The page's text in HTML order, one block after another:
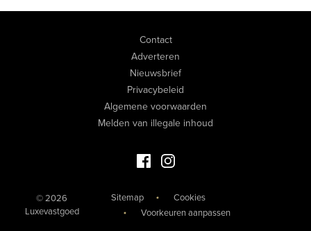
Contact
Adverteren
Nieuwsbrief
Privacybeleid
Algemene voorwaarden
Melden van illegale inhoud
Facebook Luxevastgoed
Instagram Luxevastgoed
© 2026
Luxevastgoed
Sitemap
Cookies
Voorkeuren aanpassen